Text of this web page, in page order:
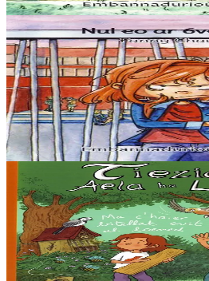
Er stok5,60 €
3 bloaz hag ouzhpenn
Goater
Nul eo ar 6vet klas !
“Distro skol er 6vet klas :nullañ tra ar
Pa soñjan e skol gozh Diwan… Aze e
speredekañ, karet...
Er stok 5,60 €
5 bloaz hag ouzhpenn
Goater
Tiezigoù Aela ha Lomig
Titouroù, korfigelloù, alioù ha
bevliesseurted d’en em staliañ el
gras dezhañ e c’haller...